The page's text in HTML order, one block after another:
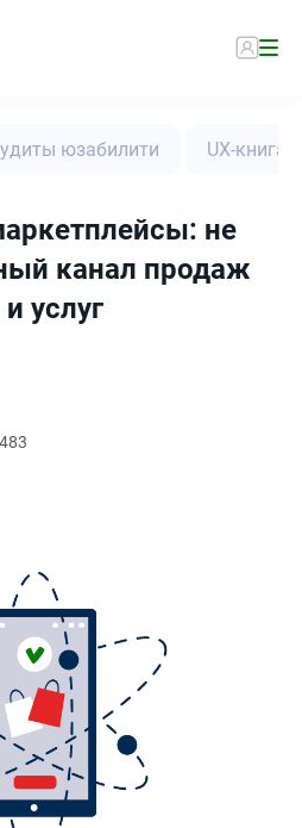
юзабилити UX-книга
не
канал продаж
услуг